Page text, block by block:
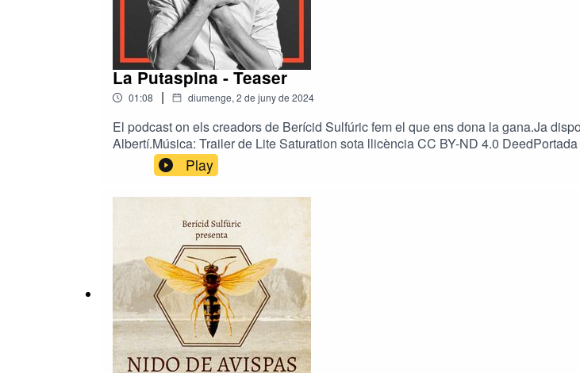
La Putaspina - Teaser
01:08 | diumenge, 2 de juny de 2024
El podcast on els creadors de Berícid Sulfúric fem el que ens dona la gana.Ja
Albertí.Música: Trailer de Lite Saturation sota llicència CC BY-ND 4.0
Play